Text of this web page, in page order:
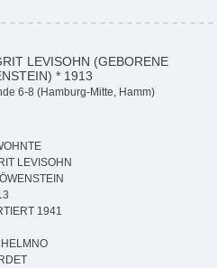
LEVISOHN (GEBORENE
* 1913
6-8 (Hamburg-Mitte, Hamm)
LEVISOHN
1941